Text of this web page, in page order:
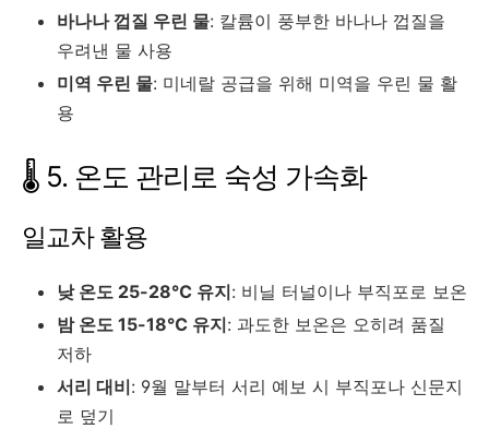
바나나 껍질 우린 물: 칼륨이 풍부한 바나나 껍질을
우려낸 물 사용
미역 우린 물: 미네랄 공급을 위해 미역을 우린 물 활
용
🌡️ 5. 온도 관리로 숙성 가속화
일교차 활용
낮 온도 25-28℃ 유지: 비닐 터널이나 부직포로 보온
밤 온도 15-18℃ 유지: 과도한 보온은 오히려 품질
저하
서리 대비: 9월 말부터 서리 예보 시 부직포나 신문지
로 덮기